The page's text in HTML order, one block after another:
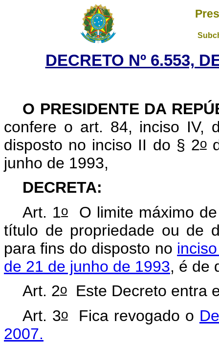
DECRETO Nº 6.553,
O PRESIDENTE DA
confere o art. 84, inciso IV,
disposto no inciso II do § 2o
junho de 1993,
DECRETA:
Art. 1o
O limite máximo
título de propriedade ou de
para fins do disposto no
de 21 de junho de 1993, é de
Art. 2oEste Decreto entra
Art. 3oFica revogado o
2007.